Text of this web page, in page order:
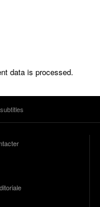
data is processed.